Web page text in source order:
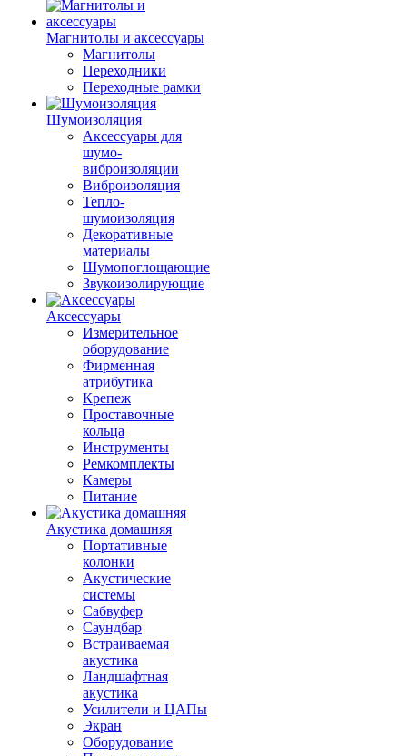
Магнитолы и аксессуары
Магнитолы
Переходники
Переходные рамки
Шумоизоляция
Аксессуары для
шумо-
виброизоляции
Виброизоляция
Тепло-
шумоизоляция
Декоративные
материалы
Шумопоглощающие
Звукоизолирующие
Аксессуары
Измерительное
оборудование
Фирменная
атрибутика
Крепеж
Проставочные
кольца
Инструменты
Ремкомплекты
Камеры
Питание
Акустика домашняя
Портативные
колонки
Акустические
системы
Сабвуфер
Саундбар
Встраиваемая
акустика
Ландшафтная
акустика
Усилители и ЦАПы
Экран
Оборудование